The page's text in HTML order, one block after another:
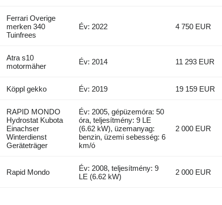
Ferrari Overige
merken 340
Tuinfrees
Év: 2022 4 750 EUR
Atra s10
motormäher
Év: 2014 11 293 EUR
Köppl gekko Év: 2019 19 159 EUR
RAPID MONDO
Hydrostat Kubota
Einachser
Winterdienst
Geräteträger
Év: 2005, gépüzemóra: 50
óra, teljesítmény: 9 LE
(6.62 kW), üzemanyag:
benzin, üzemi sebesség: 6
km/ó
2 000 EUR
Rapid Mondo
Év: 2008, teljesítmény: 9
LE (6.62 kW)
2 000 EUR